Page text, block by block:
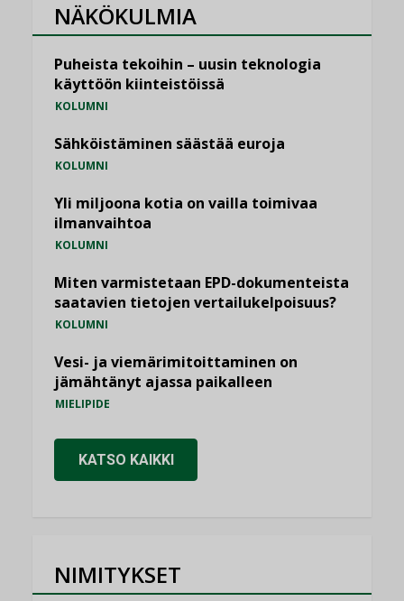
NÄKÖKULMIA
Puheista tekoihin – uusin teknologia
käyttöön kiinteistöissä
KOLUMNI
Sähköistäminen säästää euroja
KOLUMNI
Yli miljoona kotia on vailla toimivaa
ilmanvaihtoa
KOLUMNI
Miten varmistetaan EPD-dokumenteista
saatavien tietojen vertailukelpoisuus?
KOLUMNI
Vesi- ja viemärimitoittaminen on
jämähtänyt ajassa paikalleen
MIELIPIDE
KATSO KAIKKI
NIMITYKSET